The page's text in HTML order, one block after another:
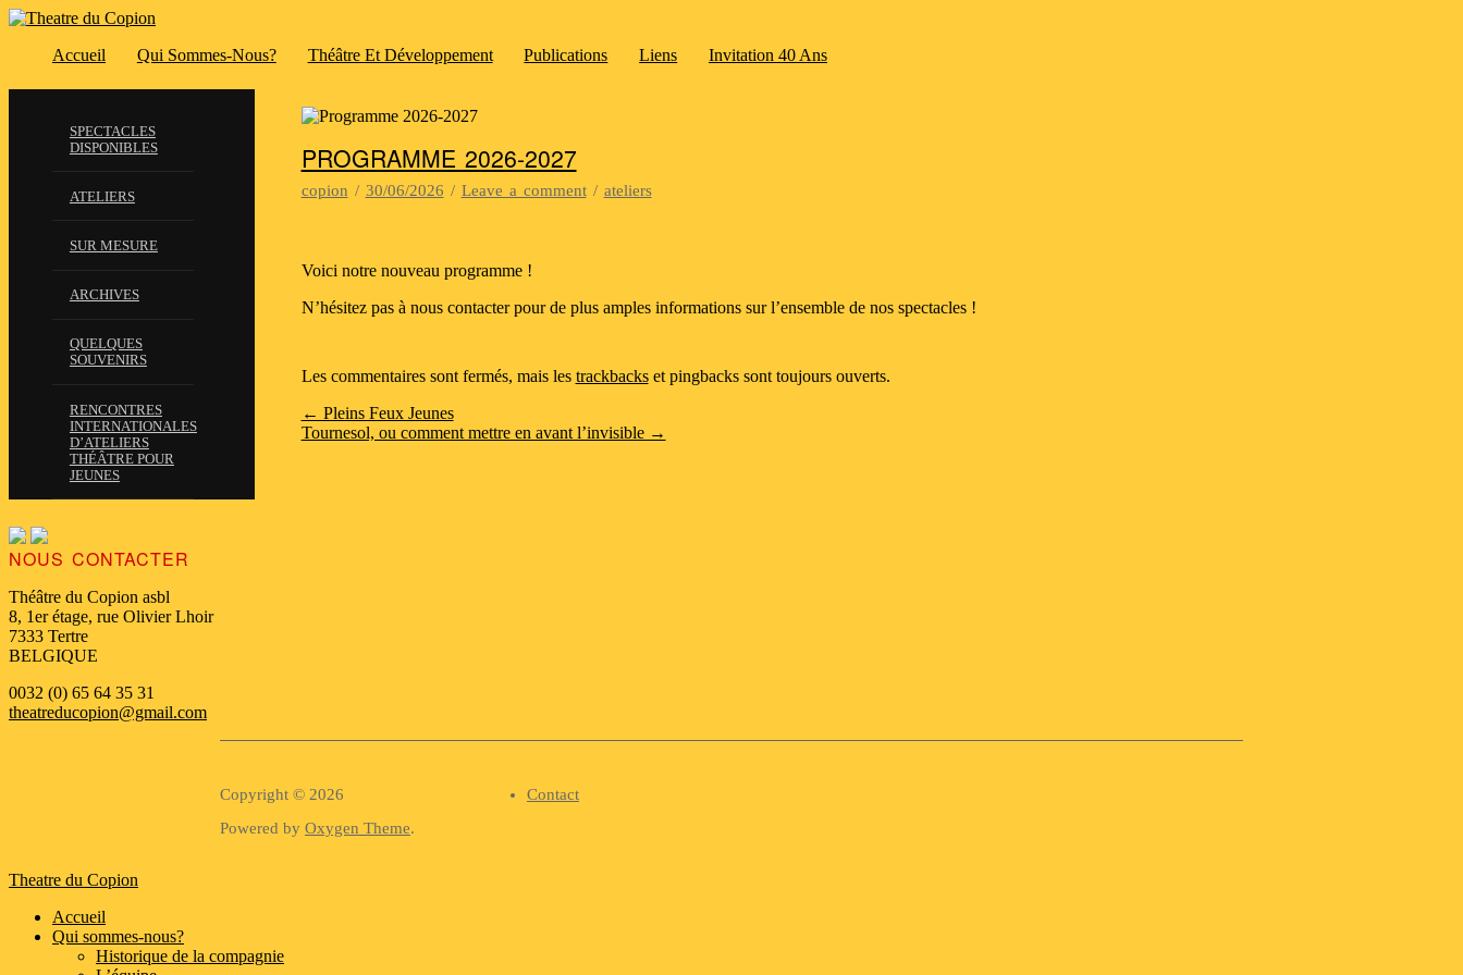
Accueil Qui Sommes-Nous? Théâtre Et Développement Publications Liens Invitation 40 Ans
SPECTACLES
DISPONIBLES
ATELIERS
SUR MESURE
ARCHIVES
QUELQUES
SOUVENIRS
RENCONTRES
INTERNATIONALES
D’ATELIERS
THÉÂTRE POUR
JEUNES
NOUS CONTACTER
Théâtre du Copion asbl
8, 1er étage, rue Olivier Lhoir
7333 Tertre
BELGIQUE
0032 (0) 65 64 35 31
theatreducopion@gmail.com
PROGRAMME 2026-2027
copion / 30/06/2026 / Leave a comment/ ateliers
Voici notre nouveau programme !
N’hésitez pas à nous contacter pour de plus amples informations sur l’ensemble de nos spectacles !
Les commentaires sont fermés, mais les trackbackset pingbacks sont toujours ouverts.
← Pleins Feux Jeunes
Tournesol, ou comment mettre en avant l’invisible →
Copyright © 2026
Powered by Oxygen Theme.
Contact
Theatre du Copion
Accueil
Qui sommes-nous?
Historique de la compagnie